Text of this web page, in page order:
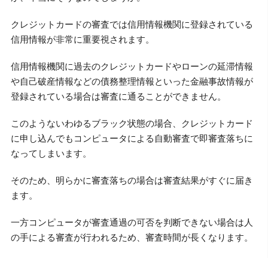
クレジットカードの審査では信用情報機関に登録されている
信用情報が非常に重要視されます。
信用情報機関に過去のクレジットカードやローンの延滞情報
や自己破産情報などの債務整理情報といった金融事故情報が
登録されている場合は審査に通ることができません。
このようないわゆるブラック状態の場合、クレジットカード
に申し込んでもコンピュータによる自動審査で即審査落ちに
なってしまいます。
そのため、明らかに審査落ちの場合は審査結果がすぐに届き
ます。
一方コンピュータが審査通過の可否を判断できない場合は人
の手による審査が行われるため、審査時間が長くなります。